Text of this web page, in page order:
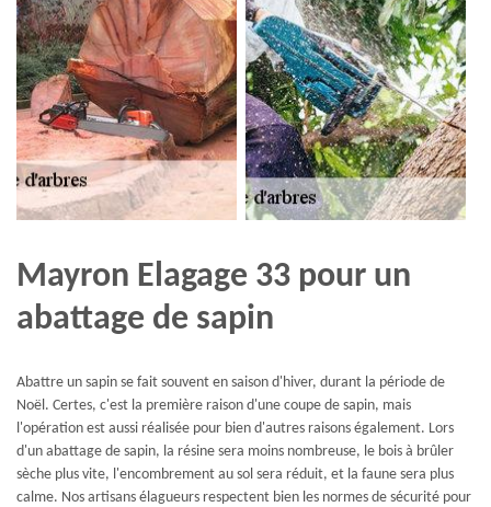
Mayron Elagage 33 pour un
abattage de sapin
Abattre un sapin se fait souvent en saison d'hiver, durant la période de
Noël. Certes, c'est la première raison d'une coupe de sapin, mais
l'opération est aussi réalisée pour bien d'autres raisons également. Lors
d'un abattage de sapin, la résine sera moins nombreuse, le bois à brûler
sèche plus vite, l'encombrement au sol sera réduit, et la faune sera plus
calme. Nos artisans élagueurs respectent bien les normes de sécurité pour